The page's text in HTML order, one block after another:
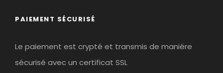
PAIEMENT SÉCURISÉ
Le paiement est crypté et transmis de maniére
sécurisé avec un certificat SSL